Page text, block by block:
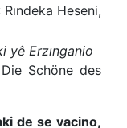
Rındeka Heseni,
yê Erzınganio
Die Schöne des
de se vacino,